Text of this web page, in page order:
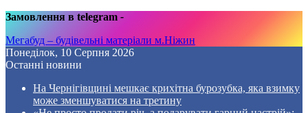
Замовлення в telegram -
Мегабуд – будівельні матеріали м.Ніжин
Понеділок, 10 Серпня 2026
Останні новини
На Чернігівщині мешкає крихітна бурозубка, яка взимку
може зменшуватися на третину